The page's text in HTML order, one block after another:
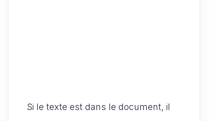
Si le texte est dans le document, il